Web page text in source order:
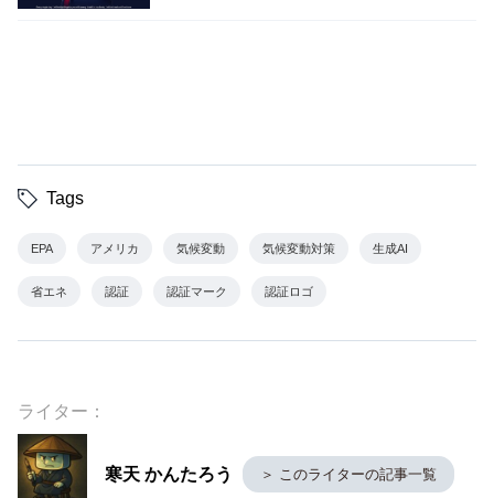
Tags
EPA アメリカ 気候変動 気候変動対策 生成AI
省エネ 認証 認証マーク 認証ロゴ
ライター：
寒天 かんたろう ＞ このライターの記事一覧